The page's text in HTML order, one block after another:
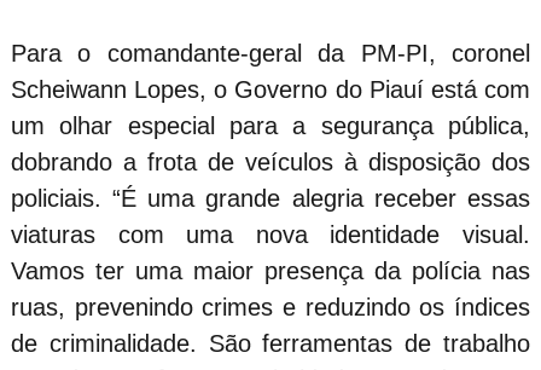
Para o comandante-geral da PM-PI, coronel
Scheiwann Lopes, o Governo do Piauí está com
um olhar especial para a segurança pública,
dobrando a frota de veículos à disposição dos
policiais. “É uma grande alegria receber essas
viaturas com uma nova identidade visual.
Vamos ter uma maior presença da polícia nas
ruas, prevenindo crimes e reduzindo os índices
de criminalidade. São ferramentas de trabalho